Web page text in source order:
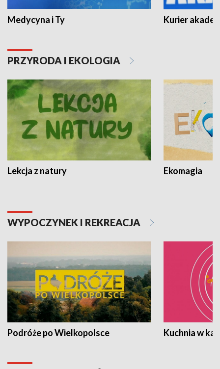
Medycyna i Ty Kurier
PRZYRODA I EKOLOGIA
Lekcja z natury Ekomagia
WYPOCZYNEK I REKREACJA
Podróże po Wielkopolsce Kuchnia w